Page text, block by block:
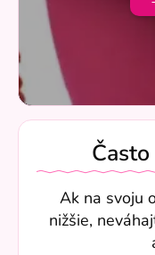
Ak na svoju
nižšie,